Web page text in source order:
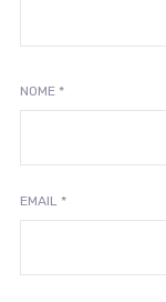
NOME *
EMAIL *